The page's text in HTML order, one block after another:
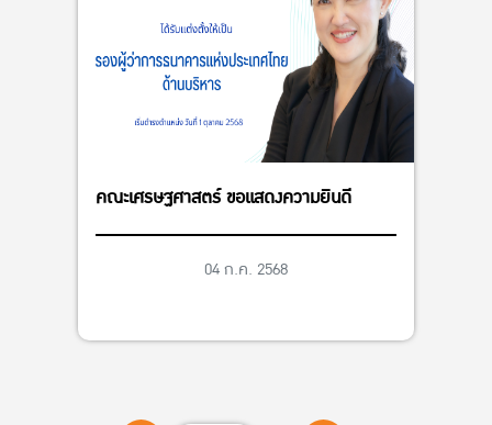
คณะเศรษฐศาสตร์ ขอแสดงความยินดี
04 ก.ค. 2568